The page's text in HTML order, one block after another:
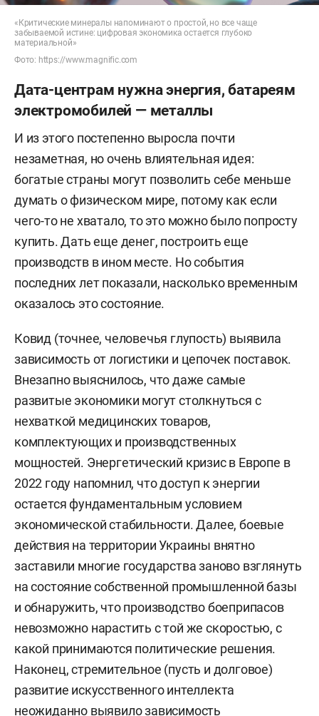
«Критические минералы напоминают о простой, но все чаще
забываемой истине: цифровая экономика остается глубоко
материальной»
Фото: https://www.magnific.com
Дата-центрам нужна энергия, батареям
электромобилей — металлы
И из этого постепенно выросла почти
незаметная, но очень влиятельная идея:
богатые страны могут позволить себе меньше
думать о физическом мире, потому как если
чего-то не хватало, то это можно было попросту
купить. Дать еще денег, построить еще
производств в ином месте. Но события
последних лет показали, насколько временным
оказалось это состояние.
Ковид (точнее, человечья глупость) выявила
зависимость от логистики и цепочек поставок.
Внезапно выяснилось, что даже самые
развитые экономики могут столкнуться с
нехваткой медицинских товаров,
комплектующих и производственных
мощностей. Энергетический кризис в Европе в
2022 году напомнил, что доступ к энергии
остается фундаментальным условием
экономической стабильности. Далее, боевые
действия на территории Украины внятно
заставили многие государства заново взглянуть
на состояние собственной промышленной базы
и обнаружить, что производство боеприпасов
невозможно нарастить с той же скоростью, с
какой принимаются политические решения.
Наконец, стремительное (пусть и долговое)
развитие искусственного интеллекта
неожиданно выявило зависимость